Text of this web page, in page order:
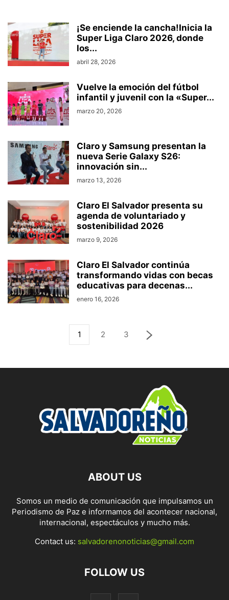
¡Se enciende la cancha!Inicia la
Super Liga Claro 2026, donde
los...
abril 28, 2026
Vuelve la emoción del fútbol
infantil y juvenil con la «Super...
marzo 20, 2026
Claro y Samsung presentan la
nueva Serie Galaxy S26:
innovación sin...
marzo 13, 2026
Claro El Salvador presenta su
agenda de voluntariado y
sostenibilidad 2026
marzo 9, 2026
Claro El Salvador continúa
transformando vidas con becas
educativas para decenas...
enero 16, 2026
1 2 3
ABOUT US
Somos un medio de comunicación que impulsamos un
Periodismo de Paz e informamos del acontecer nacional,
internacional, espectáculos y mucho más.
Contact us: salvadorenonoticias@gmail.com
FOLLOW US